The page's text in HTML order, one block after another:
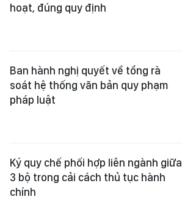
hoạt, đúng quy định
Ban hành nghị quyết về tổng rà
soát hệ thống văn bản quy phạm
pháp luật
Ký quy chế phối hợp liên ngành giữa
3 bộ trong cải cách thủ tục hành
chính